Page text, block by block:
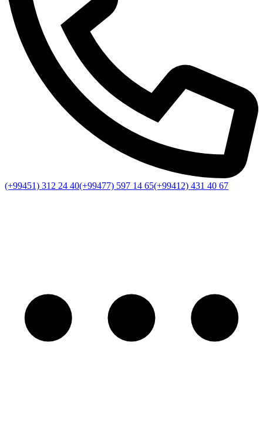
(+99451) 312 24 40(+99477) 597 14 65(+99412) 431 40 67